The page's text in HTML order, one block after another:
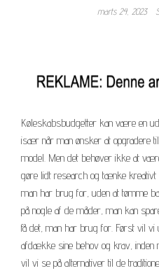
marts 24, 2023
Køleskabsbudgetter kan være en
især når man ønsker at opgradere
model. Men det behøver ikke at
gøre lidt research og tænke kreativt
man har brug for, uden at tømme
på nogle af de måder, man kan
få det, man har brug for. Først vil vi
afdække sine behov og krav, inden
vil vi se på alternativer til de